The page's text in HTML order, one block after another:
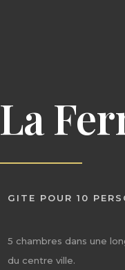
La
GITE POUR 10
5 chambres dans une
du centre ville.